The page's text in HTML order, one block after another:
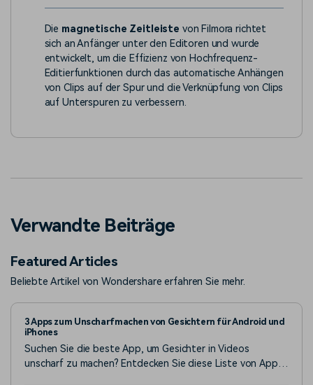
Die magnetische Zeitleiste von Filmora richtet
sich an Anfänger unter den Editoren und wurde
entwickelt, um die Effizienz von Hochfrequenz-
Editierfunktionen durch das automatische Anhängen
von Clips auf der Spur und die Verknüpfung von Clips
auf Unterspuren zu verbessern.
Verwandte Beiträge
Featured Articles
Beliebte Artikel von Wondershare erfahren Sie mehr.
3 Apps zum Unscharfmachen von Gesichtern für Android und
iPhones
Suchen Sie die beste App, um Gesichter in Videos
unscharf zu machen? Entdecken Sie diese Liste von Apps